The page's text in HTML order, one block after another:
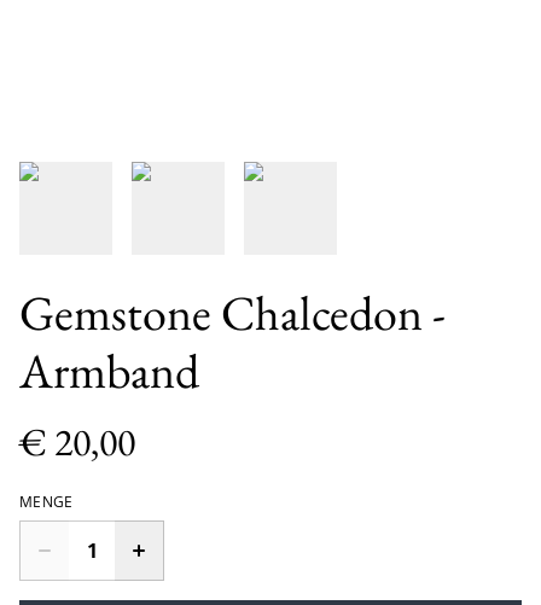
Gemstone Chalcedon -
Armband
€ 20,00
MENGE